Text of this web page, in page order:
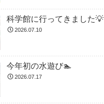
科学館に行ってきました💡
2026.07.10
今年初の水遊び🏊
2026.07.17